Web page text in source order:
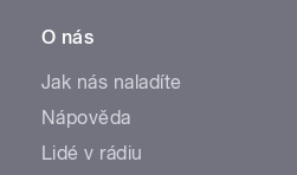
O nás
Jak nás naladíte
Nápověda
Lidé v rádiu